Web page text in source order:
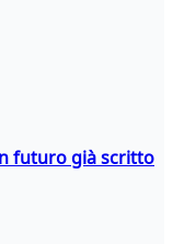
futuro già scritto